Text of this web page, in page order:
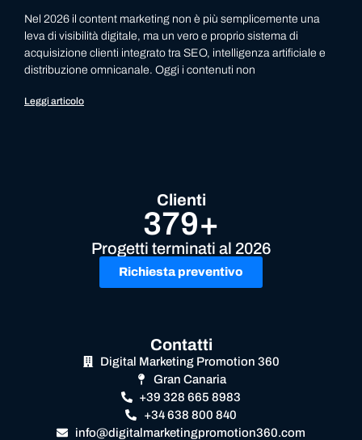
Nel 2026 il content marketing non è più semplicemente una
leva di visibilità digitale, ma un vero e proprio sistema di
acquisizione clienti integrato tra SEO, intelligenza artificiale e
distribuzione omnicanale. Oggi i contenuti non
Leggi articolo
Clienti
379+
Progetti terminati al 2026
Richiesta preventivo
Contatti
Digital Marketing Promotion 360
Gran Canaria
+39 328 665 8983
+34 638 800 840
info@digitalmarketingpromotion360.com